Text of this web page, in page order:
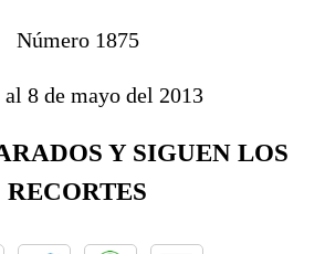
Número 1875
8 de mayo del 2013
Y SIGUEN LOS
RECORTES